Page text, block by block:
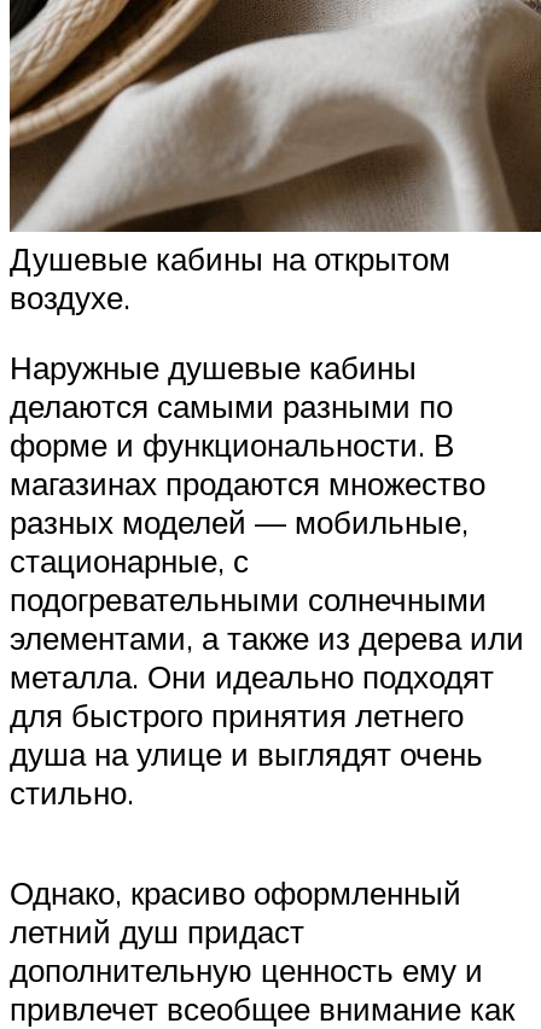
Душевые кабины на открытом
воздухе.
Наружные душевые кабины
делаются самыми разными по
форме и функциональности. В
магазинах продаются множество
разных моделей — мобильные,
стационарные, с
подогревательными солнечными
элементами, а также из дерева или
металла. Они идеально подходят
для быстрого принятия летнего
душа на улице и выглядят очень
стильно.
Однако, красиво оформленный
летний душ придаст
дополнительную ценность ему и
привлечет всеобщее внимание как